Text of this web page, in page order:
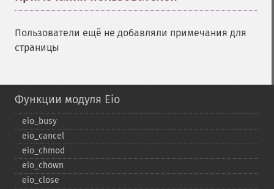
Пользователи ещё не добавляли примечания для
страницы
Функции модуля Eio
eio_​busy
eio_​cancel
eio_​chmod
eio_​chown
eio_​close